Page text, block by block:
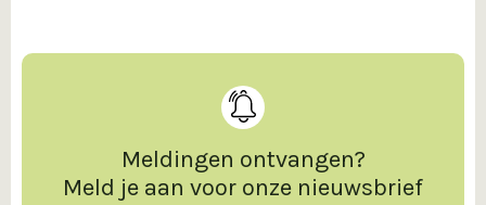
Meldingen ontvangen?
Meld je aan voor onze nieuwsbrief